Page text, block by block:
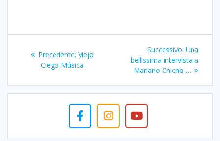
articoli
Precedente: Articolo
precedente:
Viejo
Ciego Música
Successivo: Articolo
Una
bellissima intervista a
Mariano Chicho …